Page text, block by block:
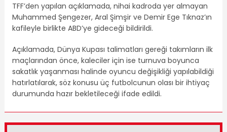
TFF’den yapılan açıklamada, nihai kadroda yer almayan
Muhammed Şengezer, Aral Şimşir ve Demir Ege Tıknaz’ın
kafileyle birlikte ABD’ye gideceği bildirildi.
Açıklamada, Dünya Kupası talimatları gereği takımların ilk
maçlarından önce, kaleciler için ise turnuva boyunca
sakatlık yaşanması halinde oyuncu değişikliği yapılabildiği
hatırlatılarak, söz konusu üç futbolcunun olası bir ihtiyaç
durumunda hazır bekletileceği ifade edildi.